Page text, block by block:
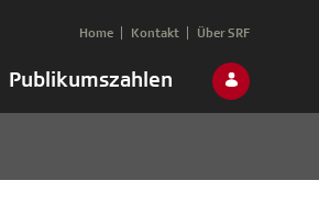
Publikumszahlen
Home Kontakt Über SRF